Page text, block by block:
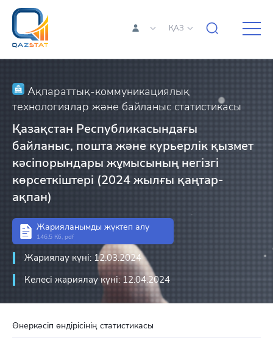
ҚАЗ
Өнеркәсіп өндірісінің статистикасы
Ақпараттық-коммуникациялық
технологиялар және байланыс статистикасы
Қазақстан Республикасындағы
байланыс, пошта және курьерлік қызмет
кәсіпорындары жұмысының негізгі
көрсеткіштері (2024 жылғы қаңтар-
ақпан)
Жарияланымды жүктеп алу
146.5 Кб, pdf
Жариялау күні: 12.03.2024
Келесі жариялау күні: 12.04.2024